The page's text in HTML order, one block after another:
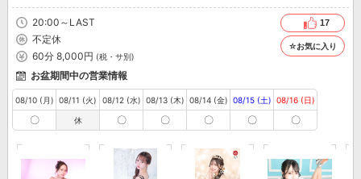
20:00～LAST
不定休
60分 8,000円 (税・サ別)
17
☆お気に入り
お盆期間中の営業情報
08/10 (月)
〇
08/11 (火)
休
08/12 (水)
〇
08/13 (木)
〇
08/14 (金)
〇
08/15 (土)
〇
08/16 (日)
〇